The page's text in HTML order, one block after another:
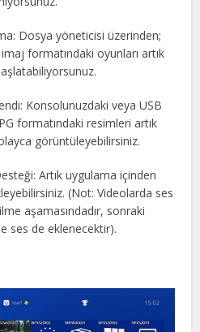
Dosya yöneticisi üzerinden;
formatındaki oyunları artık
Konsolunuzdaki veya USB
formatındaki resimleri artık
görüntüleyebilirsiniz.
Artık uygulama içinden
(Not: Videolarda ses
aşamasındadır, sonraki
ses de eklenecektir).